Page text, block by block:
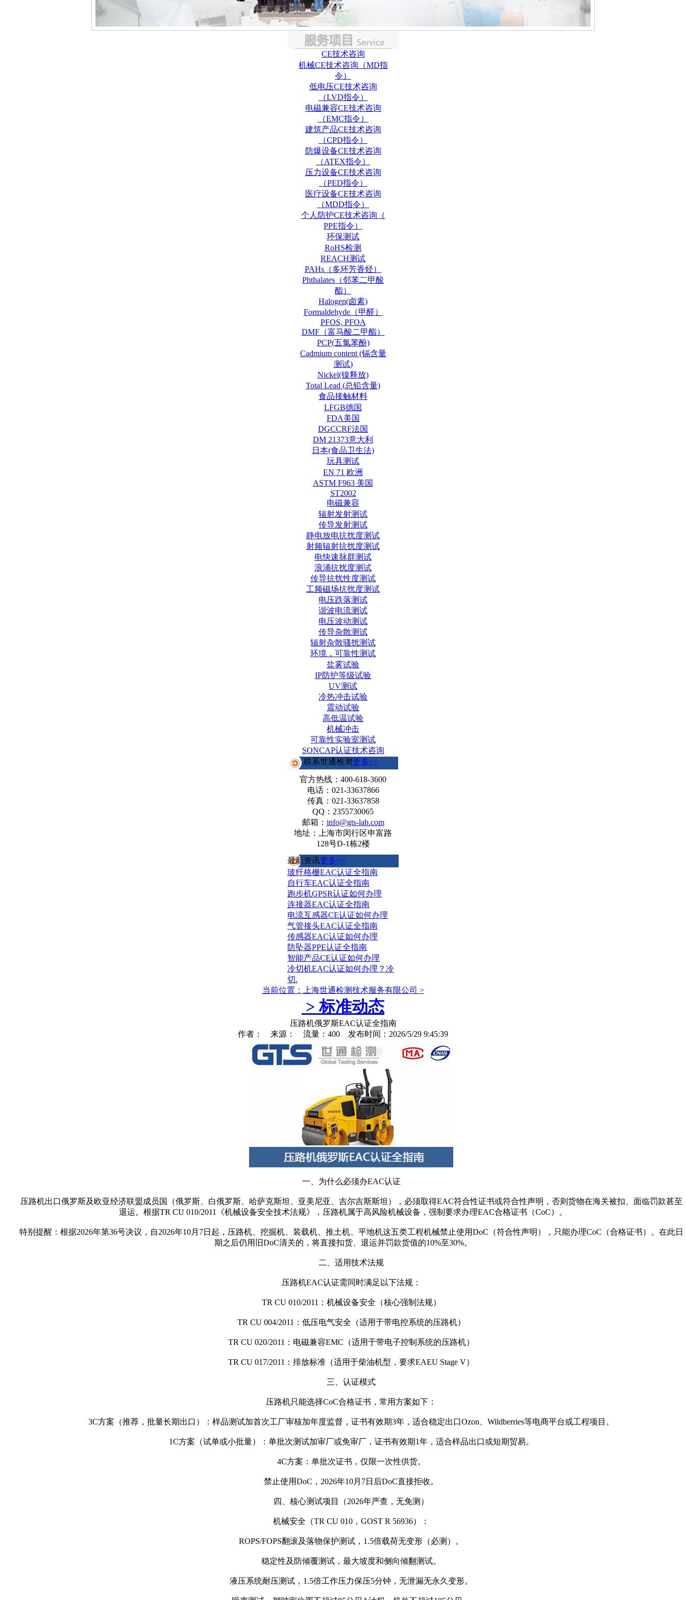
CE技术咨询
机械CE技术咨询（MD指
令）
低电压CE技术咨询
（LVD指令）
电磁兼容CE技术咨询
（EMC指令）
建筑产品CE技术咨询
（CPD指令）
防爆设备CE技术咨询
（ATEX指令）
压力设备CE技术咨询
（PED指令）
医疗设备CE技术咨询
（MDD指令）
个人防护CE技术咨询（
PPE指令）
环保测试
RoHS检测
REACH测试
PAHs（多环芳香烃）
Phthalates（邻苯二甲酸
酯）
Halogen(卤素)
Formaldehyde（甲醛）
PFOS, PFOA
DMF（富马酸二甲酯）
PCP(五氯苯酚)
Cadmium content (镉含量
测试)
Nickel(镍释放)
Total Lead (总铅含量)
食品接触材料
LFGB德国
FDA美国
DGCCRF法国
DM 21373意大利
日本(食品卫生法)
玩具测试
EN 71 欧洲
ASTM F963 美国
ST2002
电磁兼容
辐射发射测试
传导发射测试
静电放电抗扰度测试
射频辐射抗扰度测试
电快速脉群测试
浪涌抗扰度测试
传导抗扰性度测试
工频磁场抗扰度测试
电压跌落测试
谐波电流测试
电压波动测试
传导杂散测试
辐射杂散骚扰测试
环境，可靠性测试
盐雾试验
IP防护等级试验
UV测试
冷热冲击试验
震动试验
高低温试验
机械冲击
可靠性实验室测试
SONCAP认证技术咨询
联系世通检测 更多>>
官方热线： 400-618-3600
电话：021-33637866
传真：021-33637858
QQ：2355730065
邮箱： info@gts-lab.com
地址：上海市闵行区申富路
128号D-1栋2楼
最新资讯更多>>
玻纤格栅EAC认证全指南
自行车EAC认证全指南
跑步机GPSR认证如何办理
连接器EAC认证全指南
电流互感器CE认证如何办理
气管接头EAC认证全指南
传感器EAC认证如何办理
防坠器PPE认证全指南
智能产品CE认证如何办理
冷切机EAC认证如何办理？冷
切.
当前位置：上海世通检测技术服务有限公司 >
>标准动态
压路机俄罗斯EAC认证全指南
作者： 来源： 流量：400 发布时间：2026/5/29 9:45:39
一、为什么必须办EAC认证
压路机出口俄罗斯及欧亚经济联盟成员国（俄罗斯、白俄罗斯、哈萨克斯坦、亚美尼亚、吉尔吉斯斯坦），必须取得EAC符合性证书或符合性声明，否则货物在海关被扣、面临罚款甚至
退运。根据TR CU 010/2011《机械设备安全技术法规》，压路机属于高风险机械设备，强制要求办理EAC合格证书（CoC）。
特别提醒：根据2026年第36号决议，自2026年10月7日起，压路机、挖掘机、装载机、推土机、平地机这五类工程机械禁止使用DoC（符合性声明），只能办理CoC（合格证书）。在此日
期之后仍用旧DoC清关的，将直接扣货、退运并罚款货值的10%至30%。
二、适用技术法规
压路机EAC认证需同时满足以下法规：
TR CU 010/2011：机械设备安全（核心强制法规）
TR CU 004/2011：低压电气安全（适用于带电控系统的压路机）
TR CU 020/2011：电磁兼容EMC（适用于带电子控制系统的压路机）
TR CU 017/2011：排放标准（适用于柴油机型，要求EAEU Stage V）
三、认证模式
压路机只能选择CoC合格证书，常用方案如下：
3C方案（推荐，批量长期出口）：样品测试加首次工厂审核加年度监督，证书有效期3年，适合稳定出口Ozon、Wildberries等电商平台或工程项目。
1C方案（试单或小批量）：单批次测试加审厂或免审厂，证书有效期1年，适合样品出口或短期贸易。
4C方案：单批次证书，仅限一次性供货。
禁止使用DoC，2026年10月7日后DoC直接拒收。
四、核心测试项目（2026年严查，无免测）
机械安全（TR CU 010，GOST R 56936）：
ROPS/FOPS翻滚及落物保护测试，1.5倍载荷无变形（必测）。
稳定性及防倾覆测试，最大坡度和侧向倾翻测试。
液压系统耐压测试，1.5倍工作压力保压5分钟，无泄漏无永久变形。